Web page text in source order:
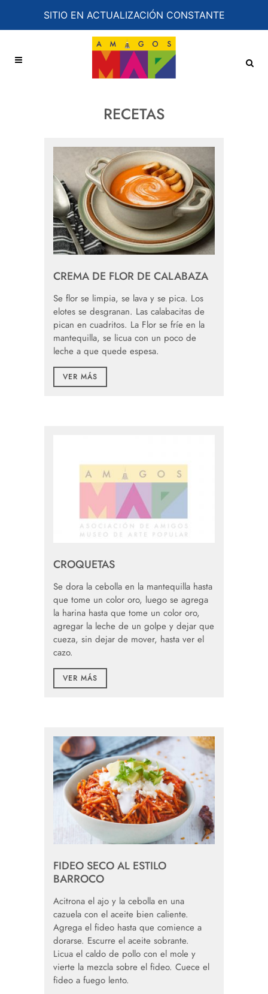
SITIO EN ACTUALIZACIÓN CONSTANTE
RECETAS
CREMA DE FLOR DE CALABAZA
Se flor se limpia, se lava y se pica. Los
elotes se desgranan. Las calabacitas de
pican en cuadritos. La Flor se fríe en la
mantequilla, se licua con un poco de
leche a que quede espesa.
VER MÁS
CROQUETAS
Se dora la cebolla en la mantequilla hasta
que tome un color oro, luego se agrega
la harina hasta que tome un color oro,
agregar la leche de un golpe y dejar que
cueza, sin dejar de mover, hasta ver el
cazo.
VER MÁS
FIDEO SECO AL ESTILO
BARROCO
Acitrona el ajo y la cebolla en una
cazuela con el aceite bien caliente.
Agrega el fideo hasta que comience a
dorarse. Escurre el aceite sobrante.
Licua el caldo de pollo con el mole y
vierte la mezcla sobre el fideo. Cuece el
fideo a fuego lento.